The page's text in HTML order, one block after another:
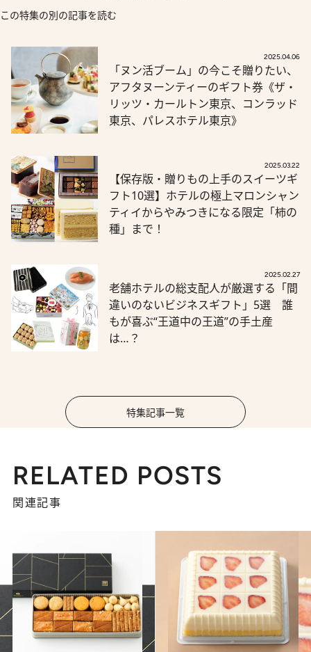
この特集の別の記事を読む
2025.04.06
「ヌン活ブーム」の今こそ贈りたい、
アフタヌーンティーのギフト券《ザ・
リッツ・カールトン東京、コンラッド
東京、パレスホテル東京》
2025.03.22
【保存版・贈りもの上手のスイーツギ
フト10選】ホテルの極上マロンシャン
ティイからやみつきになる限定「柿の
種」まで！
2025.02.27
老舗ホテルの総支配人が厳選する「間
違いのないビジネスギフト」5選 誰
もが喜ぶ“王道中の王道”の手土産
は…？
特集記事一覧
RELATED POSTS
関連記事